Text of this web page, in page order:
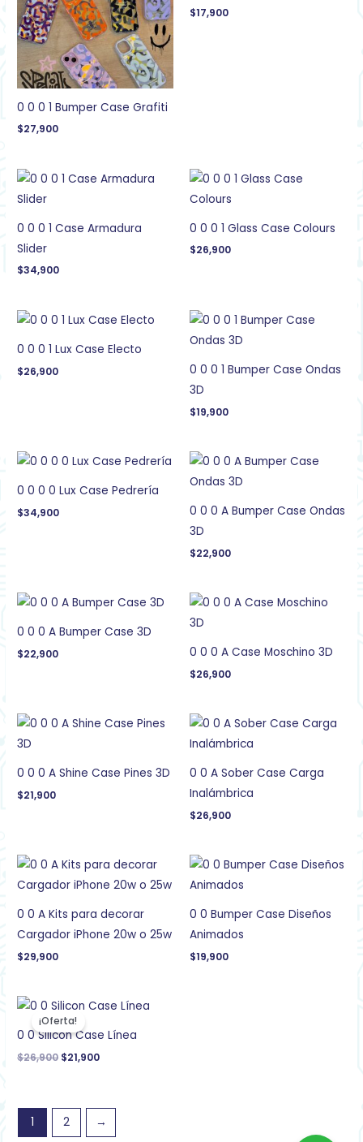
0 0 0 1 Bumper Case Grafiti
$27,900
$17,900
0 0 0 1 Case Armadura
Slider
$34,900
0 0 0 1 Glass Case Colours
$26,900
0 0 0 1 Lux Case Electo
$26,900
0 0 0 1 Bumper Case Ondas
3D
$19,900
0 0 0 0 Lux Case Pedrería
$34,900
0 0 0 A Bumper Case Ondas
3D
$22,900
0 0 0 A Bumper Case 3D
$22,900 0 0 0 A Case Moschino 3D
$26,900
0 0 0 A Shine Case Pines 3D
$21,900
0 0 A Sober Case Carga
Inalámbrica
$26,900
0 0 A Kits para decorar
Cargador iPhone 20w o 25w
$29,900
0 0 Bumper Case Diseños
Animados
$19,900
¡Oferta!
0 0 Silicon Case Línea
$26,900
El
precio
original
era:
$26,900.
$21,900
El
precio
actual
es:
$21,900.
1 2 →